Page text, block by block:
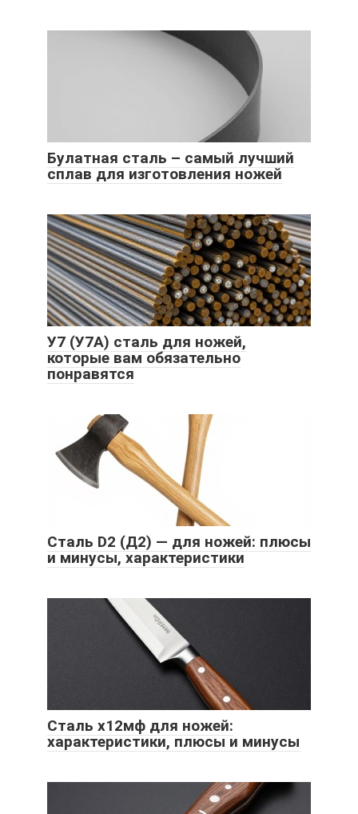
Булатная сталь – самый лучший
сплав для изготовления ножей
У7 (У7А) сталь для ножей,
которые вам обязательно
понравятся
Сталь D2 (Д2) — для ножей: плюсы
и минусы, характеристики
Сталь х12мф для ножей:
характеристики, плюсы и минусы